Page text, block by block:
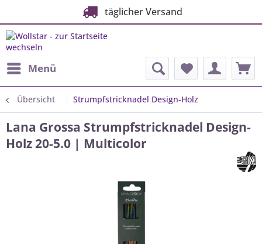
täglicher Versand
Menü
Übersicht Strumpfstricknadel Design-Holz
Lana Grossa Strumpfstricknadel Design-
Holz 20-5.0 | Multicolor